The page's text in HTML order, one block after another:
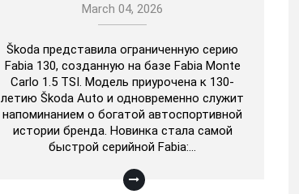
March 04, 2026
Škoda представила ограниченную серию
Fabia 130, созданную на базе Fabia Monte
Carlo 1.5 TSI. Модель приурочена к 130-
летию Škoda Auto и одновременно служит
напоминанием о богатой автоспортивной
истории бренда. Новинка стала самой
быстрой серийной Fabia:…